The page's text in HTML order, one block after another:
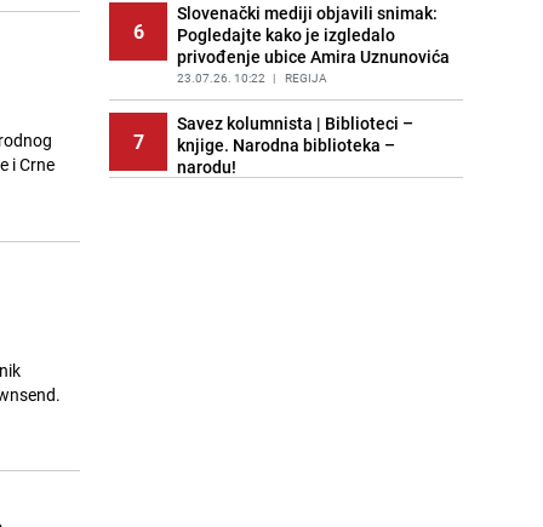
i Crne
6
Slovenački mediji objavili snimak:
Pogledajte kako je izgledalo
privođenje ubice Amira Uznunovića
23.07.26. 10:22 | REGIJA
7
Savez kolumnista | Biblioteci –
knjige. Narodna biblioteka –
narodu!